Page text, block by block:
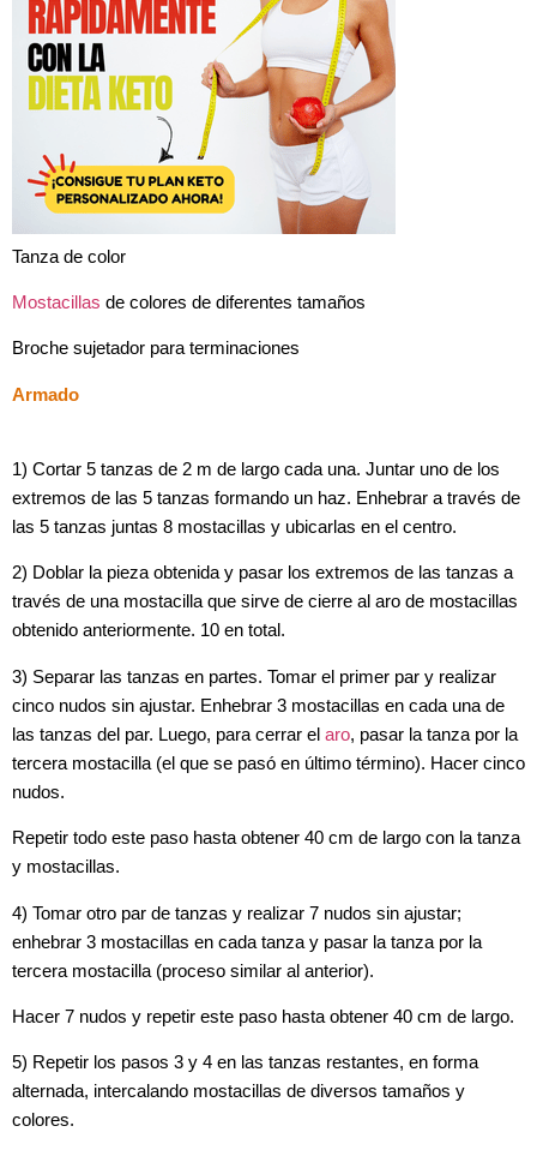
Tanza de color
Mostacillas de colores de diferentes tamaños
Broche sujetador para terminaciones
Armado
1) Cortar 5 tanzas de 2 m de largo cada una. Juntar uno de los
extremos de las 5 tanzas formando un haz. Enhebrar a través de
las 5 tanzas juntas 8 mostacillas y ubicarlas en el centro.
2) Doblar la pieza obtenida y pasar los extremos de las tanzas a
través de una mostacilla que sirve de cierre al aro de mostacillas
obtenido anteriormente. 10 en total.
3) Separar las tanzas en partes. Tomar el primer par y realizar
cinco nudos sin ajustar. Enhebrar 3 mostacillas en cada una de
las tanzas del par. Luego, para cerrar el aro, pasar la tanza por la
tercera mostacilla (el que se pasó en último término). Hacer cinco
nudos.
Repetir todo este paso hasta obtener 40 cm de largo con la tanza
y mostacillas.
4) Tomar otro par de tanzas y realizar 7 nudos sin ajustar;
enhebrar 3 mostacillas en cada tanza y pasar la tanza por la
tercera mostacilla (proceso similar al anterior).
Hacer 7 nudos y repetir este paso hasta obtener 40 cm de largo.
5) Repetir los pasos 3 y 4 en las tanzas restantes, en forma
alternada, intercalando mostacillas de diversos tamaños y
colores.